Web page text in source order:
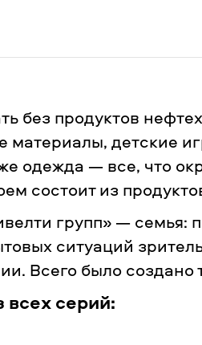
без продуктов
детские
одежда — все, что
состоит из
групп» — семья:
ситуаций
Всего было создано
серий: